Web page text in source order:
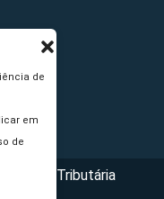
de
em
de
Tributária